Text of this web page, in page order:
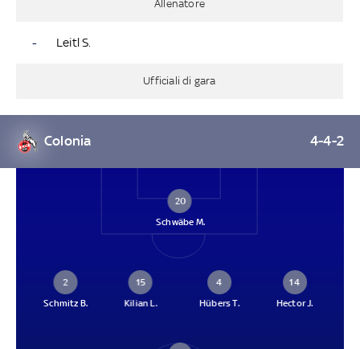
Allenatore
- Leitl S.
Ufficiali di gara
Colonia 4-4-2
20
Schwäbe M.
2
Schmitz B.
15
Kilian L.
4
Hübers T.
14
Hector J.